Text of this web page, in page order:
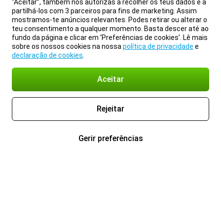
“Aceitar”, também nos autorizas a recolher os teus dados e a
partilhá-los com 3 parceiros para fins de marketing. Assim
mostramos-te anúncios relevantes. Podes retirar ou alterar o
teu consentimento a qualquer momento. Basta descer até ao
fundo da página e clicar em ‘Preferências de cookies’. Lê mais
sobre os nossos cookies na nossa política de privacidade e
declaração de cookies
Aceitar
Rejeitar
Gerir preferências